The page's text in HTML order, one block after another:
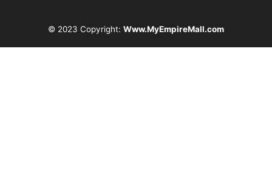
© 2023 Copyright: Www.MyEmpireMall.com